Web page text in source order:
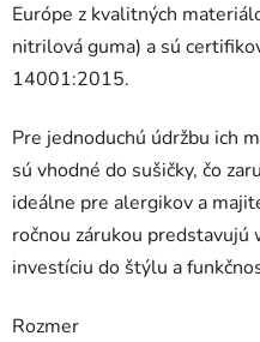
Európe z kvalitných
nitrilová guma) a sú
14001:2015.
Pre jednoduchú údržbu ich
sú vhodné do sušičky, čo
ideálne pre alergikov a
ročnou zárukou
investíciu do štýlu a
Rozmer